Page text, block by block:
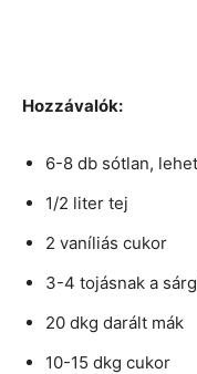
Hozzávalók:
6-8 db sótlan,
1/2 liter tej
2 vaníliás cukor
3-4 tojásnak a
20 dkg darált mák
10-15 dkg cukor